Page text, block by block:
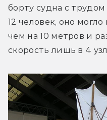
борту судна с
12 человек, оно
чем на 10 метров и
скорость лишь в 4